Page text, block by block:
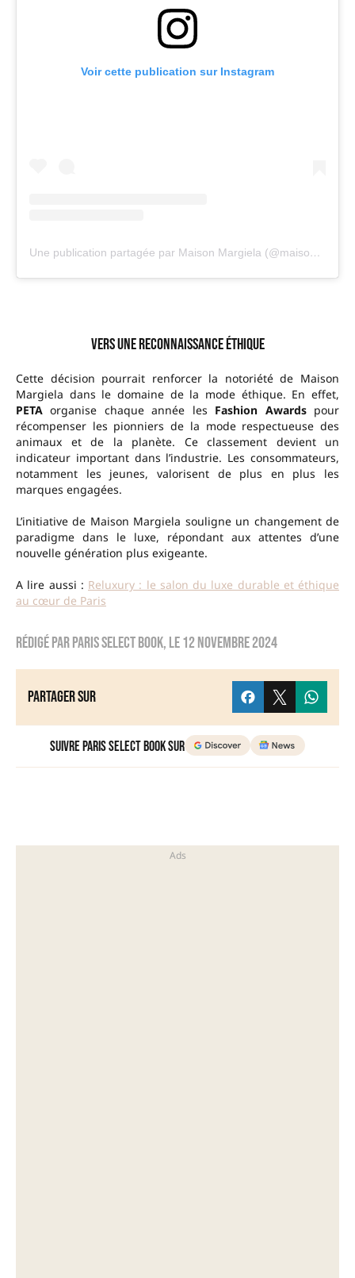
Voir cette publication sur Instagram
Une publication partagée par Maison Margiela (@maisonmargiela)
Vers une reconnaissance éthique
Cette décision pourrait renforcer la notoriété de Maison
Margiela dans le domaine de la mode éthique. En effet,
PETA organise chaque année les Fashion Awardspour
récompenser les pionniers de la mode respectueuse des
animaux et de la planète. Ce classement devient un
indicateur important dans l’industrie. Les consommateurs,
notamment les jeunes, valorisent de plus en plus les
marques engagées.
L’initiative de Maison Margiela souligne un changement de
paradigme dans le luxe, répondant aux attentes d’une
nouvelle génération plus exigeante.
A lire aussi : Reluxury : le salon du luxe durable et éthique
au cœur de Paris
Rédigé parParis Select Book, le12 novembre 2024
Partager sur
Suivre Paris Select Book sur